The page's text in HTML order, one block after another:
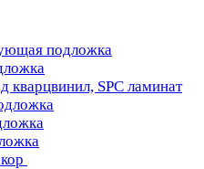
подложка
кварцвинил, SPC ламинат